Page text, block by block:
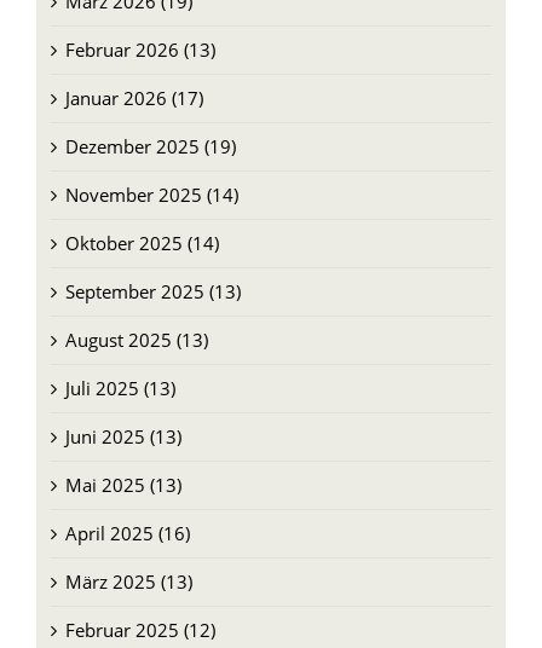
Februar 2026 (13)
Januar 2026 (17)
Dezember 2025 (19)
November 2025 (14)
Oktober 2025 (14)
September 2025 (13)
August 2025 (13)
Juli 2025 (13)
Juni 2025 (13)
Mai 2025 (13)
April 2025 (16)
März 2025 (13)
Februar 2025 (12)